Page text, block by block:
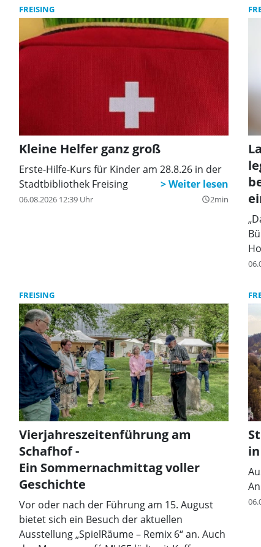
FREISING
Kleine Helfer ganz groß
Erste-Hilfe-Kurs für Kinder am 28.8.26 in der
Stadtbibliothek Freising
06.08.2026 12:39 Uhr query_builder2min
FREISING
Vierjahreszeitenführung am
Schafhof -
Ein Sommernachmittag voller
Geschichte
Vor oder nach der Führung am 15. August
bietet sich ein Besuch der aktuellen
Ausstellung „SpielRäume – Remix 6“ an. Auch